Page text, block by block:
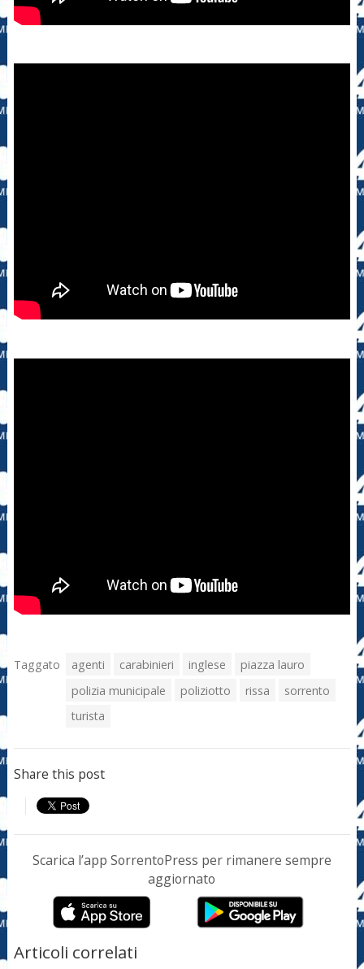
Taggato agenti carabinieri inglese
piazza lauro
polizia municipale
poliziotto rissa
sorrento
turista
Share this post
Scarica l’app SorrentoPress per rimanere sempre
aggiornato
Articoli correlati